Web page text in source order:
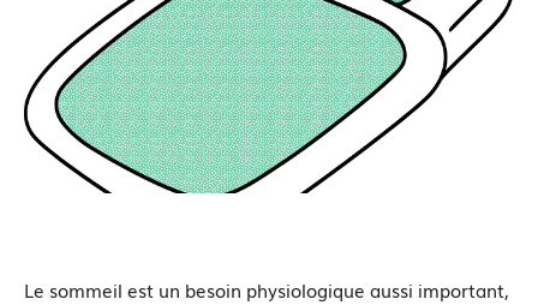
Le sommeil est un besoin physiologique aussi important,